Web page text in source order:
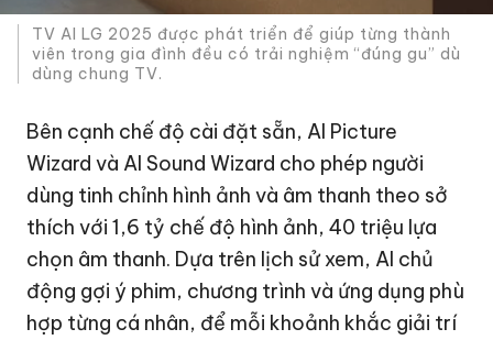
TV AI LG 2025 được phát triển để giúp từng thành
viên trong gia đình đều có trải nghiệm “đúng gu” dù
dùng chung TV.
Bên cạnh chế độ cài đặt sẵn, AI Picture
Wizard và AI Sound Wizard cho phép người
dùng tinh chỉnh hình ảnh và âm thanh theo sở
thích với 1,6 tỷ chế độ hình ảnh, 40 triệu lựa
chọn âm thanh. Dựa trên lịch sử xem, AI chủ
động gợi ý phim, chương trình và ứng dụng phù
hợp từng cá nhân, để mỗi khoảnh khắc giải trí